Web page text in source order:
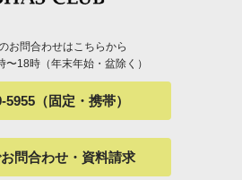
お問合わせはこちらから
〜18時（年末年始・盆除く）
5955（固定・携帯）
問合わせ・資料請求